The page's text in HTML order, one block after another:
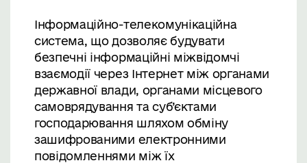
Інформаційно-телекомунікаційна
система, що дозволяє будувати
безпечні інформаційні міжвідомчі
взаємодії через Інтернет між органами
державної влади, органами місцевого
самоврядування та суб’єктами
господарювання шляхом обміну
зашифрованими електронними
повідомленнями між їх